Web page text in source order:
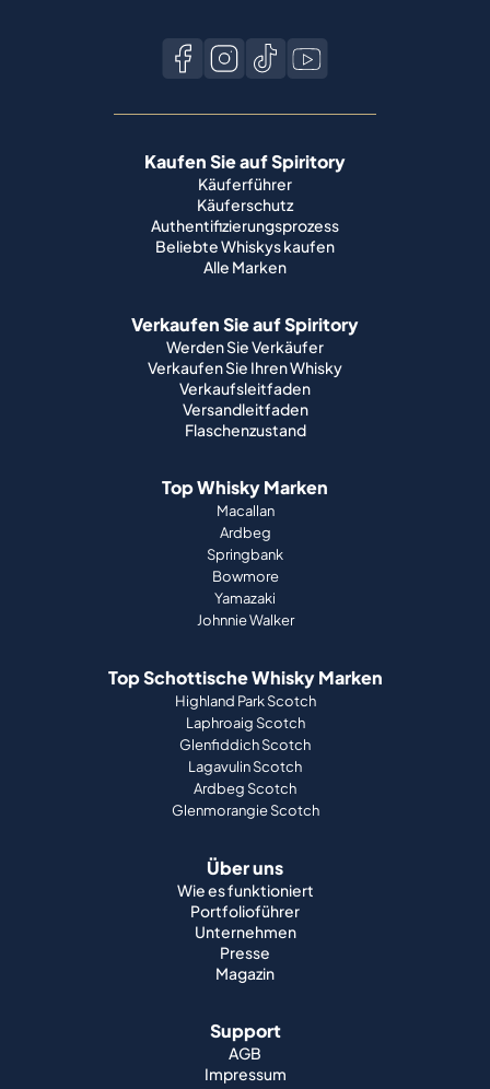
Kaufen Sie auf Spiritory
Käuferführer
Käuferschutz
Authentifizierungsprozess
Beliebte Whiskys kaufen
Alle Marken
Verkaufen Sie auf Spiritory
Werden Sie Verkäufer
Verkaufen Sie Ihren Whisky
Verkaufsleitfaden
Versandleitfaden
Flaschenzustand
Top Whisky Marken
Macallan
Ardbeg
Springbank
Bowmore
Yamazaki
Johnnie Walker
Top Schottische Whisky Marken
Highland Park Scotch
Laphroaig Scotch
Glenfiddich Scotch
Lagavulin Scotch
Ardbeg Scotch
Glenmorangie Scotch
Über uns
Wie es funktioniert
Portfolioführer
Unternehmen
Presse
Magazin
Support
AGB
Impressum